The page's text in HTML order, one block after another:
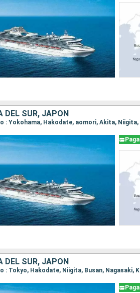
DEL SUR, JAPÓN
DEL SUR, JAPÓN
: Tokyo, Hakodate, Niigita, Busan, Nagasaki,